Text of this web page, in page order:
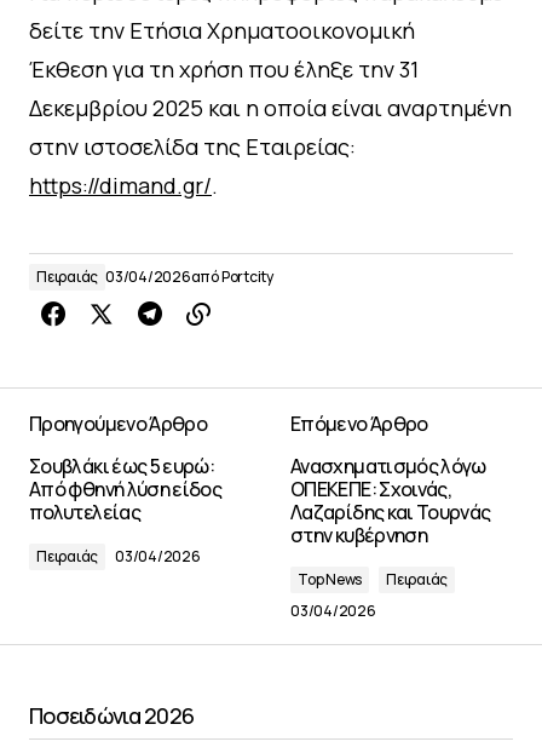
δείτε την Ετήσια Χρηματοοικονομική
Έκθεση για τη χρήση που έληξε την 31
Δεκεμβρίου 2025 και η οποία είναι αναρτημένη
στην ιστοσελίδα της Εταιρείας:
https://dimand.gr/.
Πειραιάς 03/04/2026απόPortcity
Προηγούμενο Άρθρο
Σουβλάκι έως 5 ευρώ:
Από φθηνή λύση είδος
πολυτελείας
Πειραιάς 03/04/2026
Επόμενο Άρθρο
Ανασχηματισμός λόγω
ΟΠΕΚΕΠΕ: Σχοινάς,
Λαζαρίδης και Τουρνάς
στην κυβέρνηση
Top News
Πειραιάς
03/04/2026
Ποσειδώνια 2026